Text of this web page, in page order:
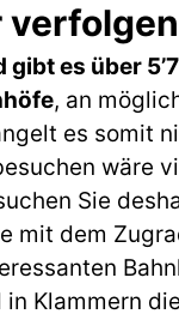
gibt es über
, an
es somit
wäre
Sie
mit dem
Klammern die